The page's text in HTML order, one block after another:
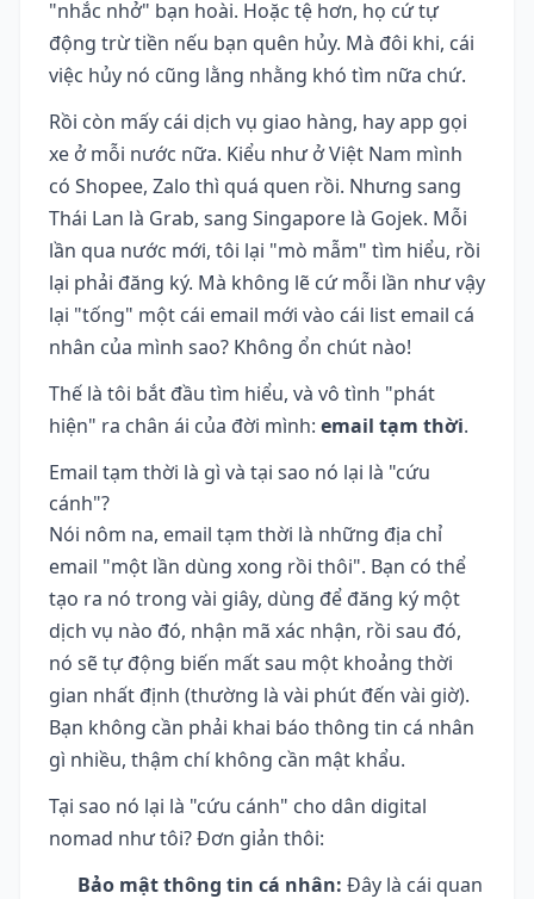
"nhắc nhở" bạn hoài. Hoặc tệ hơn, họ cứ tự
động trừ tiền nếu bạn quên hủy. Mà đôi khi, cái
việc hủy nó cũng lằng nhằng khó tìm nữa chứ.
Rồi còn mấy cái dịch vụ giao hàng, hay app gọi
xe ở mỗi nước nữa. Kiểu như ở Việt Nam mình
có Shopee, Zalo thì quá quen rồi. Nhưng sang
Thái Lan là Grab, sang Singapore là Gojek. Mỗi
lần qua nước mới, tôi lại "mò mẫm" tìm hiểu, rồi
lại phải đăng ký. Mà không lẽ cứ mỗi lần như vậy
lại "tống" một cái email mới vào cái list email cá
nhân của mình sao? Không ổn chút nào!
Thế là tôi bắt đầu tìm hiểu, và vô tình "phát
hiện" ra chân ái của đời mình: email tạm thời.
Email tạm thời là gì và tại sao nó lại là "cứu
cánh"?
Nói nôm na, email tạm thời là những địa chỉ
email "một lần dùng xong rồi thôi". Bạn có thể
tạo ra nó trong vài giây, dùng để đăng ký một
dịch vụ nào đó, nhận mã xác nhận, rồi sau đó,
nó sẽ tự động biến mất sau một khoảng thời
gian nhất định (thường là vài phút đến vài giờ).
Bạn không cần phải khai báo thông tin cá nhân
gì nhiều, thậm chí không cần mật khẩu.
Tại sao nó lại là "cứu cánh" cho dân digital
nomad như tôi? Đơn giản thôi:
Bảo mật thông tin cá nhân: Đây là cái quan